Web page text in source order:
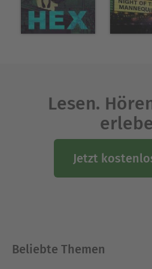
Lesen.
Jetzt
Beliebte Themen